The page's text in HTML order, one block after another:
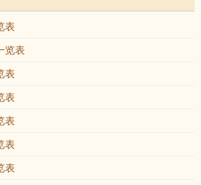
表
览表
表
表
表
表
表